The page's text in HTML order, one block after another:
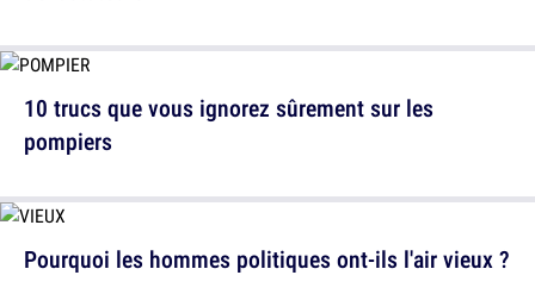
10 trucs que vous ignorez sûrement sur les
pompiers
Pourquoi les hommes politiques ont-ils l'air vieux ?